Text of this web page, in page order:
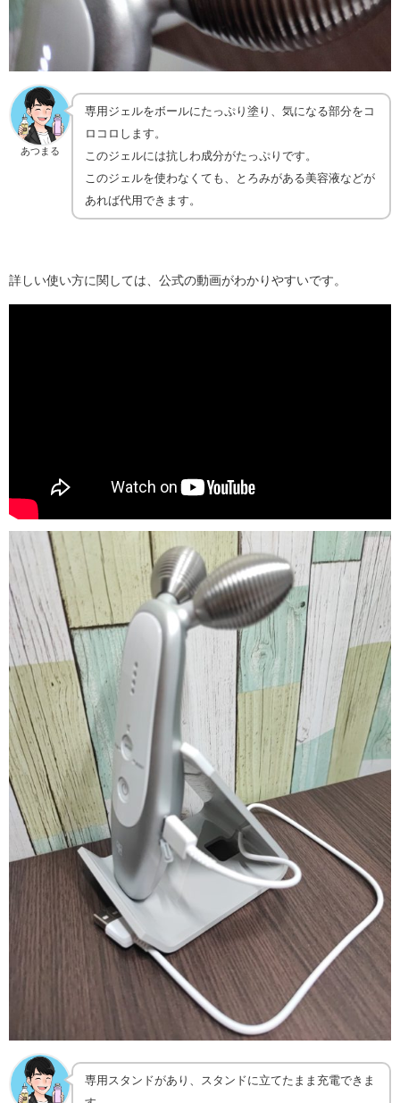
あつまる
専用ジェルをボールにたっぷり塗り、気になる部分をコ
ロコロします。
このジェルには抗しわ成分がたっぷりです。
このジェルを使わなくても、とろみがある美容液などが
あれば代用できます。
詳しい使い方に関しては、公式の動画がわかりやすいです。
専用スタンドがあり、スタンドに立てたまま充電できま